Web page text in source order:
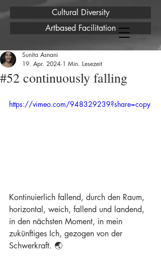
Cultural Diversity
Artbased Facilitation
#52 continuously falling
Sunita Asnani
19. Apr. 2024 1 Min. Lesezeit
https://vimeo.com/948329239?share=copy
Kontinuierlich fallend, durch den Raum,
horizontal, weich, fallend und landend,
in den nächsten Moment, in mein
zukünftiges Ich, gezogen von der
Schwerkraft. 🌏